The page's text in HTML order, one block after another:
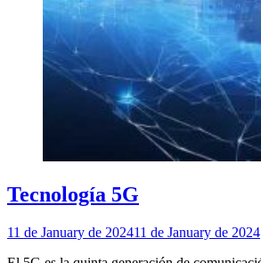
Tecnología 5G
11 de January de 202411 de January de 2024